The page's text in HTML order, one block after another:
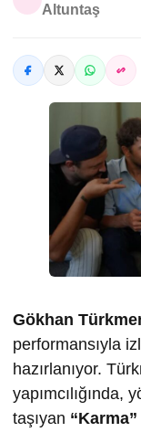
Altuntaş
Gökhan
performansıyla
hazırlanıyor.
yapımcılığında,
taşıyan “Karma”